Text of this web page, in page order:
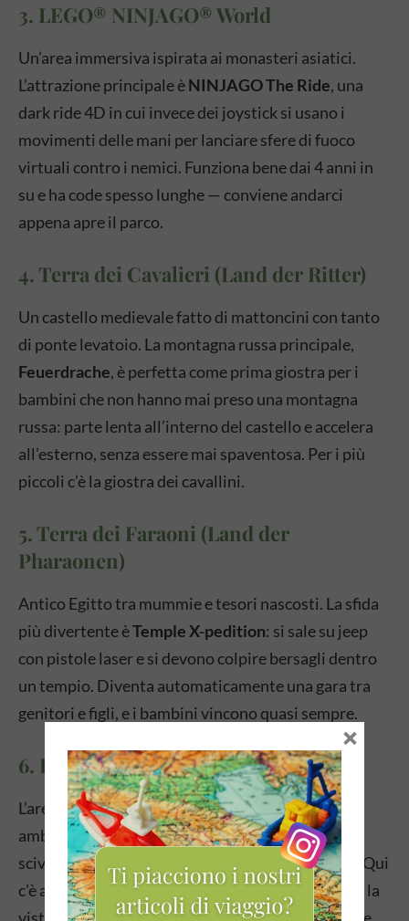
3. LEGO® NINJAGO® World
Un’area immersiva ispirata ai monasteri asiatici.
L’attrazione principale èNINJAGO The Ride, una
dark ride 4D in cui invece dei joystick si usano i
movimenti delle mani per lanciare sfere di fuoco
virtuali contro i nemici. Funziona bene dai 4 anni in
su e ha code spesso lunghe — conviene andarci
appena apre il parco.
4. Terra dei Cavalieri (Land der Ritter)
Un castello medievale fatto di mattoncini con tanto
di ponte levatoio. La montagna russa principale,
Feuerdrache, è perfetta come prima giostra per i
bambini che non hanno mai preso una montagna
russa: parte lenta all’interno del castello e accelera
all’esterno, senza essere mai spaventosa. Per i più
piccoli c’è la giostra dei cavallini.
5. Terra dei Faraoni (Land der
Pharaonen)
Antico Egitto tra mummie e tesori nascosti. La sfida
più divertente èTemple X-pedition: si sale su jeep
con pistole laser e si devono colpire bersagli dentro
un tempio. Diventa automaticamente una gara tra
genitori e figli, e i bambini vincono quasi sempre.
6. Imagination e DUPLO® Village
L’area per i più piccoli. IlDUPLO Villageè un
ambiente sicuro con case a misura di bambino,
scivoli morbidi e attività per i bimbi da 0 a 3 anni. Qui
c’è anche la
Torre Panoramica che sale a 50 metri: la
×